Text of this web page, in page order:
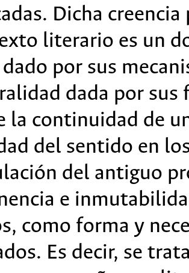
Dicha
literario es un
por sus
dada por
la continuidad de
del sentido en
del antiguo
e
como forma y
Es decir, se